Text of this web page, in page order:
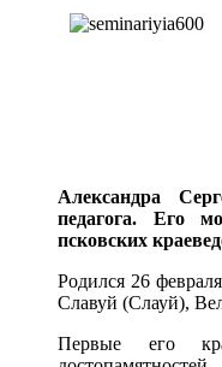
Александра
педагога. Его
псковских
Родился 26
Славуй (Слауй),
Первые его